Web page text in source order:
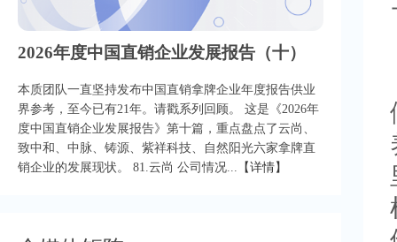
2026年度中国直销企业发展报告（十）
本质团队一直坚持发布中国直销拿牌企业年度报告供业
界参考，至今已有21年。请戳系列回顾。 这是《2026年
度中国直销企业发展报告》第十篇，重点盘点了云尚、
致中和、中脉、铸源、紫祥科技、自然阳光六家拿牌直
销企业的发展现状。 81.云尚 公司情况...
【详情】